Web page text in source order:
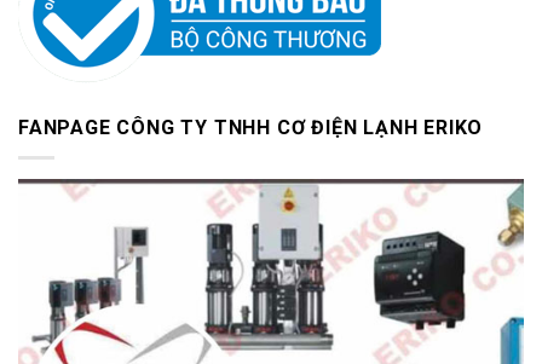
FANPAGE CÔNG TY TNHH CƠ ĐIỆN LẠNH ERIKO